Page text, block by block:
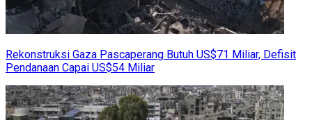
Rekonstruksi Gaza Pascaperang Butuh US$71 Miliar, Defisit
Pendanaan Capai US$54 Miliar